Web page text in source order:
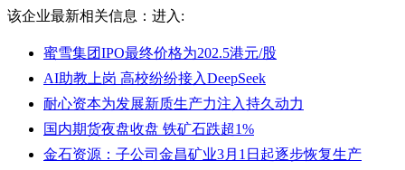
该企业最新相关信息： 进入:
蜜雪集团IPO最终价格为202.5港元/股
AI助教上岗 高校纷纷接入DeepSeek
耐心资本为发展新质生产力注入持久动力
国内期货夜盘收盘 铁矿石跌超1%
金石资源：子公司金昌矿业3月1日起逐步恢复生产